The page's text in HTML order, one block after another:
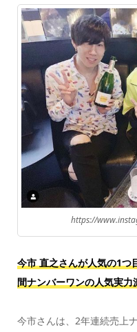
https://
今市 直之さんが人気の1つ
間ナンバーワンの人気実力
今市さんは、2年連続売上